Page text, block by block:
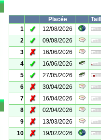
Placée
1
✓ 12/08/2026
2
✓ 09/08/2026
3
✗ 16/06/2026
4
✓ 16/06/2026
5
✓ 27/05/2026
6
✗ 30/04/2026
7
✗ 16/04/2026
8
✗ 02/04/2026
9
✗ 13/03/2026
10
✗ 19/02/2026